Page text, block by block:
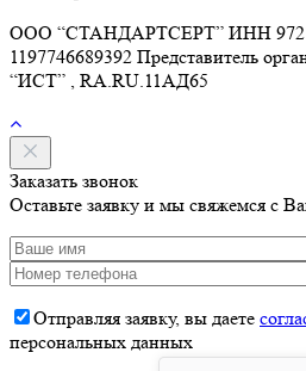
ООО “СТАНДАРТСЕРТ” ИНН
1197746689392 Представитель
“ИСТ” , RA.RU.11АД65
Заказать звонок
Оставьте заявку и мы свяжемся с
Отправляя заявку, вы даете
персональных данных
Иван